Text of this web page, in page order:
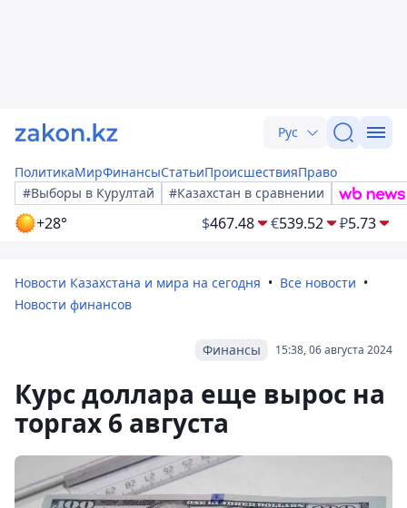
Рус
ПолитикаМирФинансыСтатьиПроисшествияПраво
#Выборы в Курултай
#Казахстан в сравнении
+28° $467.48 €539.52 ₽5.73
Новости Казахстана и мира на сегодня
Все новости
Новости финансов
15:38, 06 августа 2024
Финансы
Курс доллара еще вырос на
торгах 6 августа